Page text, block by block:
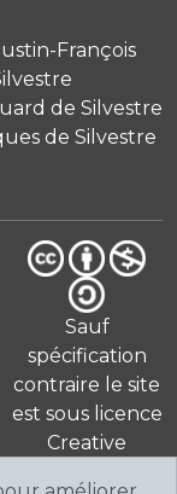
François
de Silvestre
de Silvestre
Sauf
spécification
contraire le site
est sous licence
Creative